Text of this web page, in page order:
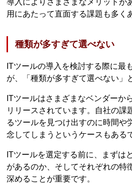
導入によりさまざまなメリットが
用にあたって直面する課題も多く
種類が多すぎて選べない
ITツールの導入を検討する際に最
が、「種類が多すぎて選べない」
ITツールはさまざまなベンダーか
リリースされています。自社の課
るツールを見つけ出すのに時間や
念してしまうというケースもある
ITツールを選定する前に、まずは
があるのか、そしてそれぞれの特
深めることが重要です。